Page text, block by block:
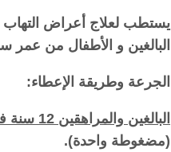
يستطب لعلاج أعراض التهاب
البالغين و الأطفال من عمر سنتين فما فوق
الجرعة وطريقة الإعطاء:
البالغين والمراهقين 12 سنة فما فوق:
(مضغوطة واحدة).